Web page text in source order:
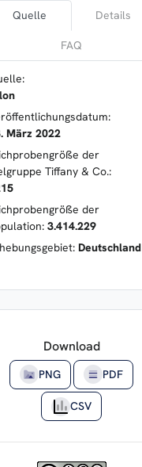
Quelle Details
FAQ
März 2022
der
Tiffany & Co.:
der
3.414.229
Deutschland
Download
PNG PDF
CSV